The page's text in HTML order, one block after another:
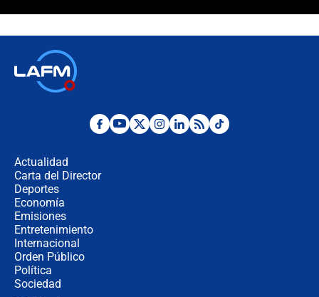
Las seis de las 6 con Juan Lozano |
Actualidad
Carta del Director
Deportes
Economía
Emisiones
Entretenimiento
Internacional
Orden Público
Política
Sociedad